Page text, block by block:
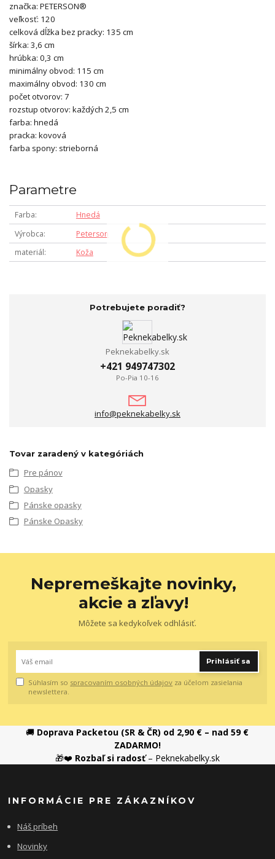
značka: PETERSON®
veľkosť: 120
celková dĺžka bez pracky: 135 cm
šírka: 3,6 cm
hrúbka: 0,3 cm
minimálny obvod: 115 cm
maximálny obvod: 130 cm
počet otvorov: 7
rozstup otvorov: každých 2,5 cm
farba: hnedá
pracka: kovová
farba spony: strieborná
Parametre
Farba
Hnedá
Výrobca
Peterson
materiál
Koža
Potrebujete poradiť?
Peknekabelky.sk
+421 949747302
Po-Pia 10-16
info@peknekabelky.sk
Tovar zaradený v kategóriách
Pre pánov
Opasky
Pánske opasky
Pánske Opasky
Nepremeškajte novinky,
akcie a zľavy!
Môžete sa kedykoľvek odhlásiť.
Prihlásiť sa
Súhlasím so spracovaním osobných údajov za účelom zasielania
newslettera.
🚚 Doprava Packetou (SR & ČR) od 2,90 € – nad 59 €
ZADARMO!
🎁❤️ Rozbaľ si radosť– Peknekabelky.sk
INFORMÁCIE PRE ZÁKAZNÍKOV
Náš príbeh
Novinky